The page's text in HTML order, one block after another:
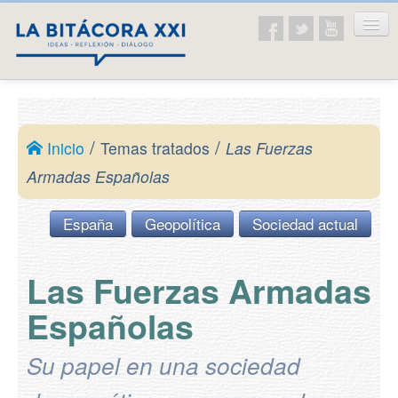
La asociación
Presentación
Ideario
Temas tratados
Historia
Ética y valores
Sociedad actual
Inicio / Temas tratados / Las Fuerzas
Armadas Españolas
España Geopolítica Sociedad actual
Las Fuerzas Armadas
Españolas
Su papel en una sociedad